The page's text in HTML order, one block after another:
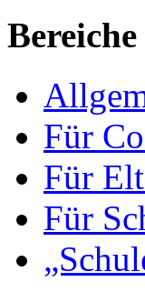
Bereiche
Für
Für
Für